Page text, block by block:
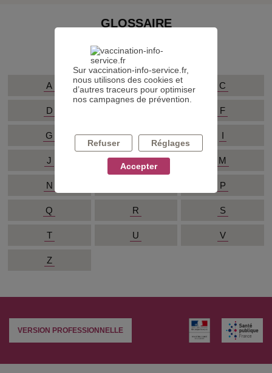
GLOSSAIRE
PARTAGER SUR
A B C
D F
G H I
J L M
N P
Q R S
T U V
Z
VERSION PROFESSIONNELLE
Sur vaccination-info-service.fr,
nous utilisons des cookies et
d’autres traceurs pour optimiser
nos campagnes de prévention.
Refuser Réglages
Accepter